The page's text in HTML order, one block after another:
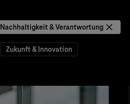
Nachhaltigkeit & Verantwortung
Zukunft & Innovation